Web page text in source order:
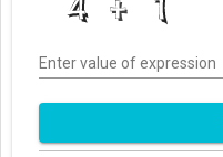
Enter value of expression